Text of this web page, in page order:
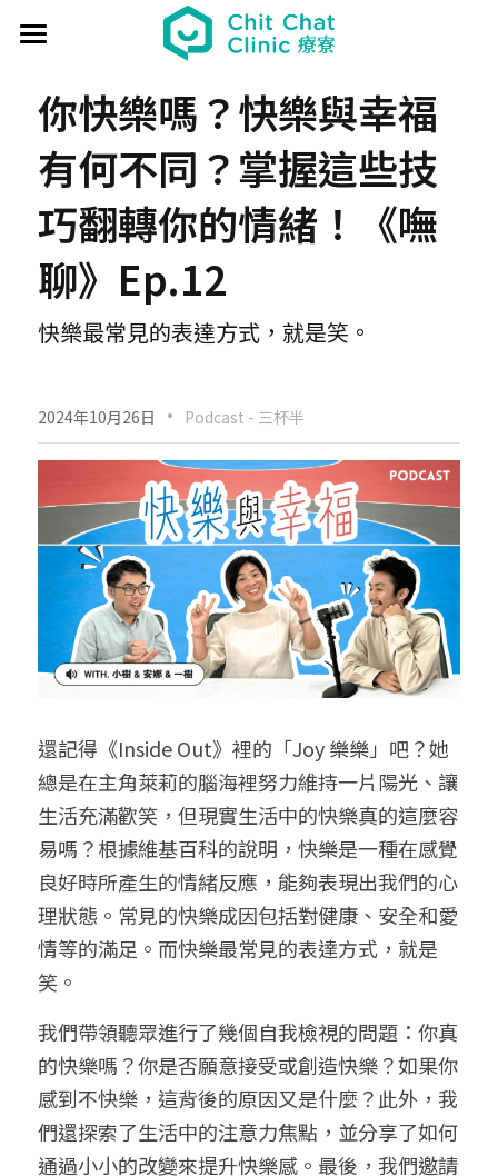
關於療寮 About
最新動態 Event
日本香遊 - 香道體驗
解憂桌遊堂
過往活動 Past
藝文風尚 Art & Lifestyle
《真相追尋者》十字路口篇
文化美食夜
療寮看電影
給大人的電影社
手作．時光
台港文化傾偈會
《我在露台煎西多士》場刊
展覽 Exhibition
《邊界》概念藝術展
《休日》創作聯展
板橋輕運動
實青小學堂+
特別企劃 - 眠八月
實體課程 Course
板橋運動教室
Yoga 瑜珈
Boxing 拳擊
運動課花絮
廣東話基礎班
社區營造 Place making
新北輕騎行
西多士 粵語劇場
守護華江人工濕地
療寮．工作室開放日
《神隱》實境遊戲
遊戲主頁
調香師
馴獸師
場地租借 Venue
共享空間
現場環境
價格方案
平日最新優惠
聯絡我們 Contact us
註冊
搜索
02 7755 7668
chitchatclinic@gmail.com
預約
你快樂嗎？快樂與幸福
有何不同？掌握這些技
巧翻轉你的情緒！《嘸
聊》Ep.12
快樂最常見的表達方式，就是笑。
2024年10月26日 · Podcast - 三杯半
還記得《Inside Out》裡的「Joy 樂樂」吧？她
總是在主角萊莉的腦海裡努力維持一片陽光、讓
生活充滿歡笑，但現實生活中的快樂真的這麼容
易嗎？根據維基百科的說明，快樂是一種在感覺
良好時所產生的情緒反應，能夠表現出我們的心
理狀態。常見的快樂成因包括對健康、安全和愛
情等的滿足。而快樂最常見的表達方式，就是
笑。
我們帶領聽眾進行了幾個自我檢視的問題：你真
的快樂嗎？你是否願意接受或創造快樂？如果你
感到不快樂，這背後的原因又是什麼？此外，我
們還探索了生活中的注意力焦點，並分享了如何
通過小小的改變來提升快樂感。最後，我們邀請